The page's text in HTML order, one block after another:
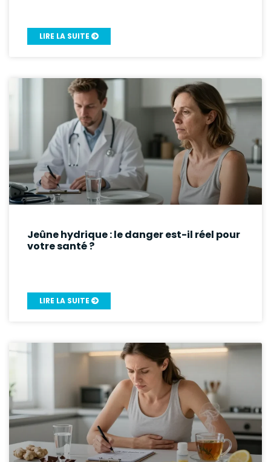
LIRE LA SUITE
Jeûne hydrique : le danger est-il réel pour
votre santé ?
LIRE LA SUITE